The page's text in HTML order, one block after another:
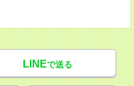
LINEで送る